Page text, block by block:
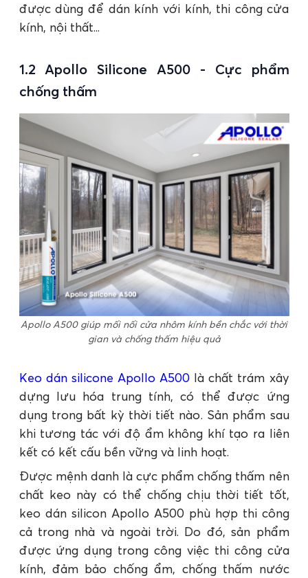
được dùng để dán kính với kính, thi công cửa
kính, nội thất...
1.2 Apollo Silicone A500 - Cực phẩm
chống thấm
Apollo A500 giúp mối nối cửa nhôm kính bền chắc với thời
gian và chống thấm hiệu quả
Keo dán silicone Apollo A500 là chất trám xây
dựng lưu hóa trung tính, có thể được ứng
dụng trong bất kỳ thời tiết nào. Sản phẩm sau
khi tương tác với độ ẩm không khí tạo ra liên
kết có kết cấu bền vững và linh hoạt.
Được mệnh danh là cực phẩm chống thấm nên
chất keo này có thể chống chịu thời tiết tốt,
keo dán silicon Apollo A500 phù hợp thi công
cả trong nhà và ngoài trời. Do đó, sản phẩm
được ứng dụng trong công việc thi công cửa
kính, đảm bảo chống ẩm, chống thấm nước